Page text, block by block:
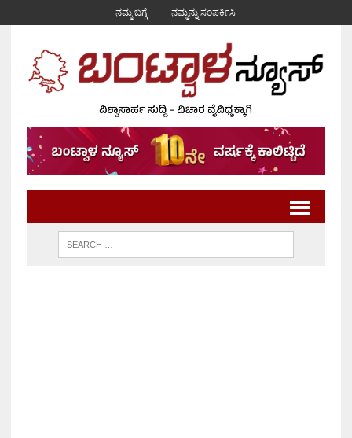
ನಮ್ಮ ಬಗ್ಗೆ ನಮ್ಮನ್ನು ಸಂಪರ್ಕಿಸಿ